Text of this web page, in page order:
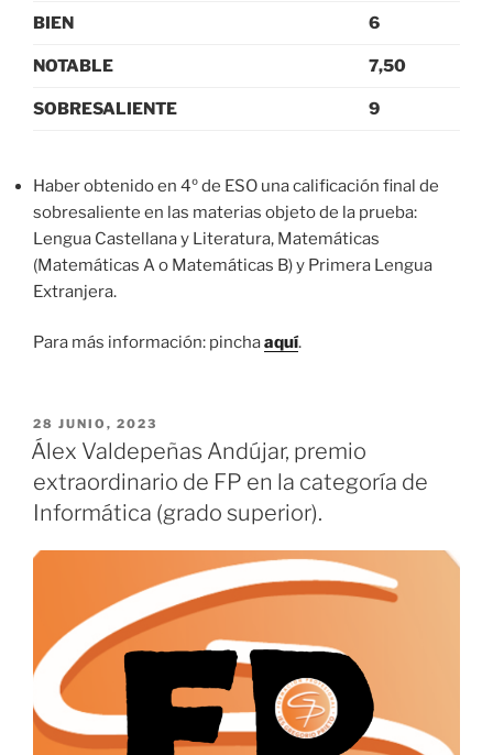
BIEN 6
NOTABLE 7,50
SOBRESALIENTE 9
Haber obtenido en 4º de ESO una calificación final de
sobresaliente en las materias objeto de la prueba:
Lengua Castellana y Literatura, Matemáticas
(Matemáticas A o Matemáticas B) y Primera Lengua
Extranjera.
Para más información: pinchaaquí.
PUBLICADO
EL
28 JUNIO, 2023
Álex Valdepeñas Andújar, premio
extraordinario de FP en la categoría de
Informática (grado superior).